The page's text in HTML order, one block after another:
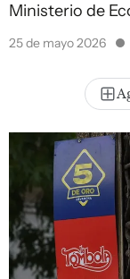
Ministerio de
25 de mayo 2026